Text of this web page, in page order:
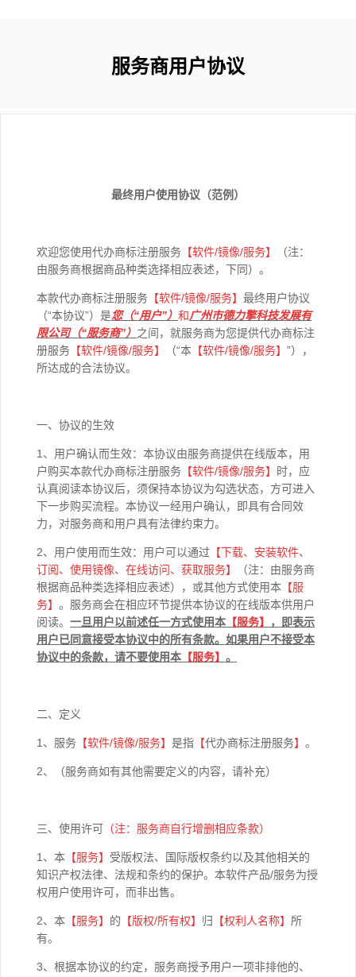
服务商用户协议
最终用户使用协议（范例）
欢迎您使用代办商标注册服务 【软件/镜像/服务】
（注：
由服务商根据商品种类选择相应表述，下同）。
本款代办商标注册服务 【软件/镜像/服务】 最终用户协议
（“本协议”）是您（“用户”） 和广州市德力擎科技发展有
限公司（“服务商”） 之间，就服务商为您提供代办商标注
册服务 【软件/镜像/服务】 （“本 【软件/镜像/服务】 ”），
所达成的合法协议。
一、协议的生效
1、用户确认而生效：本协议由服务商提供在线版本，用
户购买本款代办商标注册服务 【软件/镜像/服务】
时，应
认真阅读本协议后，须保持本协议为勾选状态，方可进入
下一步购买流程。本协议一经用户确认，即具有合同效
力，对服务商和用户具有法律约束力。
2、用户使用而生效：用户可以通过 【下载、安装软件、
订阅、使用镜像、在线访问、获取服务】
（注：由服务商
根据商品种类选择相应表述），或其他方式使用本 【服
务】 。服务商会在相应环节提供本协议的在线版本供用户
阅读。 一旦用户以前述任一方式使用本 【服务】
，即表示
用户已同意接受本协议中的所有条款。如果用户不接受本
协议中的条款，请不要使用本 【服务】 。
二、定义
1、服务 【软件/镜像/服务】 是指 【代办商标注册服务】 。
2、（服务商如有其他需要定义的内容，请补充）
三、使用许可 （注：服务商自行增删相应条款）
1、本 【服务】 受版权法、国际版权条约以及其他相关的
知识产权法律、法规和条约的保护。本软件产品/服务为授
权用户使用许可，而非出售。
2、本 【服务】 的 【版权/所有权】 归 【权利人名称】 所
有。
3、根据本协议的约定，服务商授予用户一项非排他的、